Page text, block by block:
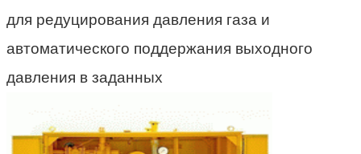
для редуцирования давления газа и
автоматического поддержания выходного
давления в заданных